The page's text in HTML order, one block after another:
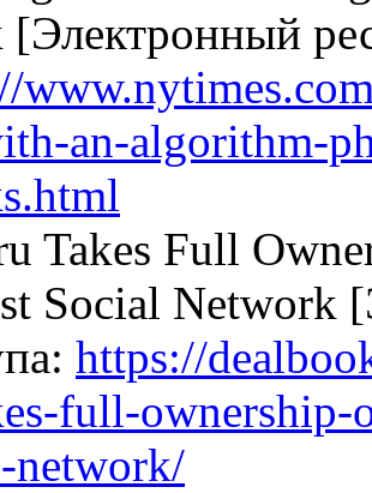
[Электронный
an-algorithm-
Takes Full
Social Network
https://
full-ownership-
network/